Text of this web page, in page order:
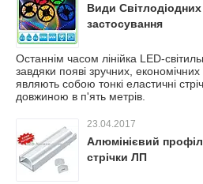
Види Світлодіодних
застосування
Останнім часом лінійка LED-
завдяки появі зручних,
являють собою тонкі еластичні
довжиною в п'ять метрів.
23.04.2017
Алюмінієвий
стрічки ЛП